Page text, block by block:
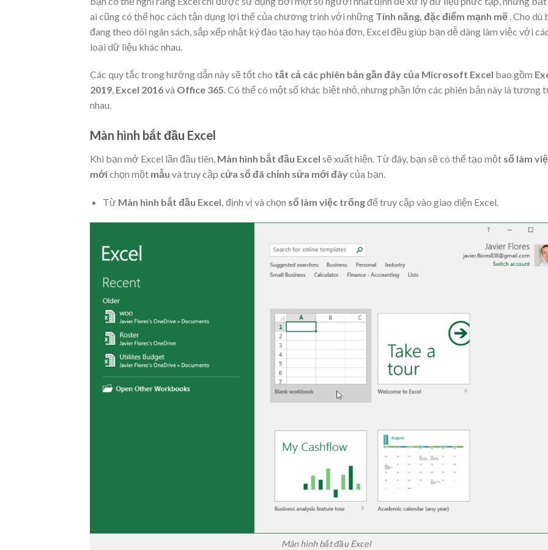
ai cũng có thể học cách tận dụng lợi thế của chương trình với những Tính năng, đặc điểm mạnh mẽ . Cho dù
đang theo dõi ngân sách, sắp xếp nhật ký đào tạo hay tạo hóa đơn, Excel đều giúp bạn dễ dàng làm việc với
loại dữ liệu khác nhau.
Các quy tắc trong hướng dẫn này sẽ tốt cho tất cả các phiên bản gần đây của Microsoft Excel bao gồm
2019, Excel 2016và Office 365. Có thể có một số khác biệt nhỏ, nhưng phần lớn các phiên bản này là tương
nhau.
Màn hình bắt đầu Excel
Khi bạn mở Excel lần đầu tiên, Màn hình bắt đầu Excel sẽ xuất hiện. Từ đây, bạn sẽ có thể tạo một sổ làm
mớichọn một mẫu và truy cập cửa sổ đã chỉnh sửa mới đâycủa bạn.
Từ Màn hình bắt đầu Excel, định vị và chọn sổ làm việc trốngđể truy cập vào giao diện Excel.
Màn hình bắt đầu Excel